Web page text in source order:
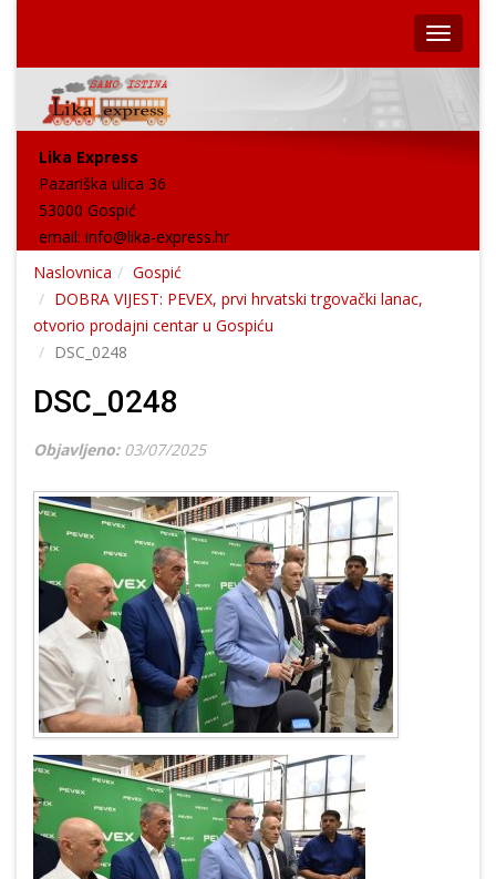
Lika Express
Pazariška ulica 36
53000 Gospić
email: info@lika-express.hr
Naslovnica
Gospić
DOBRA VIJEST: PEVEX, prvi hrvatski trgovački lanac,
otvorio prodajni centar u Gospiću
DSC_0248
DSC_0248
Objavljeno: 03/07/2025